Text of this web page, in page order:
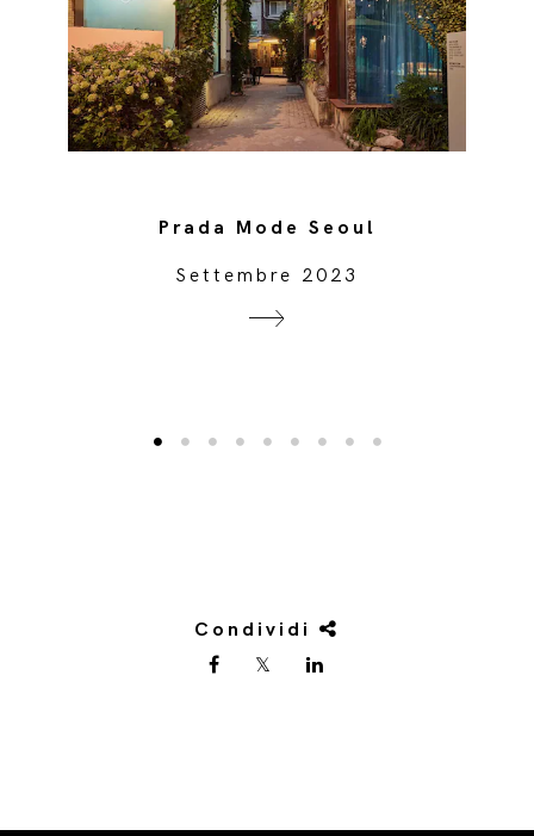
Prada Mode Seoul
Settembre 2023
Condividi